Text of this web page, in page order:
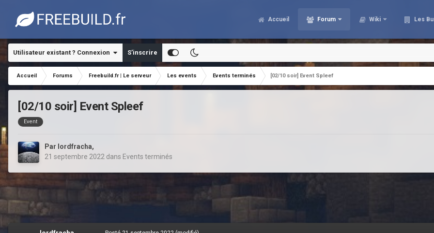
Accueil Forum Wiki Les
Utilisateur existant ? Connexion S’inscrire
Accueil Forums Freebuild.fr | Le serveur Les events Events terminés [02/10 soir] Event Spleef
[02/10 soir] Event Spleef
Event
Par lordfracha,
21 septembre 2022 dans Events terminés